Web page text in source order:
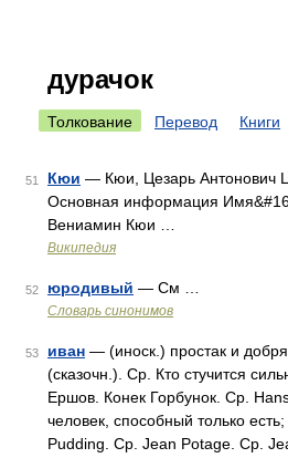
дурачок
Толкование Перевод Книги
51 Кюи — Кюи, Цезарь Антонович
Основная информация
Вениамин Кюи …
Википедия
52 юродивый — См …
Словарь синонимов
53 иван — (иноск.) простак и
(сказочн.). Ср. Кто стучится
Ершов. Конек Горбунок. Ср.
человек, способный только
Pudding. Ср. Jean Potage. Ср.